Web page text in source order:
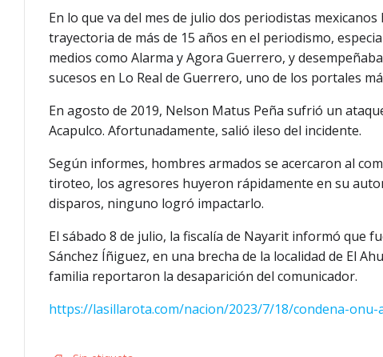
En lo que va del mes de julio dos periodistas
trayectoria de más de 15 años en el periodismo,
medios como Alarma y Agora Guerrero, y
sucesos en Lo Real de Guerrero, uno de los portales
En agosto de 2019, Nelson Matus Peña sufrió un
Acapulco. Afortunadamente, salió ileso del incidente.
Según informes, hombres armados se acercaron al
tiroteo, los agresores huyeron rápidamente en su
disparos, ninguno logró impactarlo.
El sábado 8 de julio, la fiscalía de Nayarit informó que
Sánchez Íñiguez, en una brecha de la localidad de El
familia reportaron la desaparición del comunicador.
https://lasillarota.com/nacion/2023/7/18/condena-